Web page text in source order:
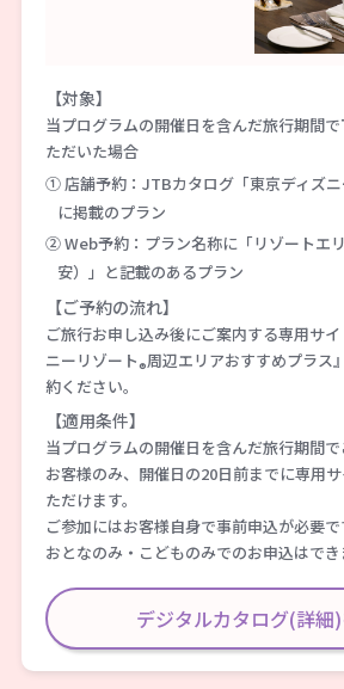
【対象】
当プログラムの開催日を含んだ旅行期間
ただいた場合
① 店舗予約：JTBカタログ「東京ディズニ
に掲載のプラン
② Web予約：プラン名称に「リゾートエ
安）」と記載のあるプラン
【ご予約の流れ】
ご旅行お申し込み後にご案内する専用サ
ニーリゾート®周辺エリアおすすめプラス
約ください。
【適用条件】
当プログラムの開催日を含んだ旅行期間
お客様のみ、開催日の20日前までに専用
ただけます。
ご参加にはお客様自身で事前申込が必要で
おとなのみ・こどものみでのお申込はでき
デジタルカタログ(詳細